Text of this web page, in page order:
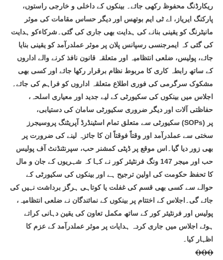
ریکارڈنگ محفوظ رکھی جائے۔ بینکوں کے داخلی و خارجی راستوں،
پارکنگ ایریاز، اے ٹی ایم بوتھس اور دیگر حساس مقامات کی موثر
مانیٹرنگ کو یقینی بنانے کی ہدایت بھی جاری کی گئی۔شرکاءکو ہدایت
کی گئی کہ ایمرجنسی رسپانس پلان پر موثر عملدرآمد کو یقینی بنایا
جائے، پولیس، ضلعی انتظامیہ اور متعلقہ قانون نافذ کرنے والے اداروں
کے ساتھ رابطہ کاری کا مربوط نظام برقرار رکھا جائے اور کسی بھی
مشکوک سرگرمی کی فوری اطلاع متعلقہ اداروں کو فراہم کی جائے۔
اجلاس میں بینکوں کی سکیورٹی کے لیے جدید اور معیاری اسلحہ،
حفاظتی آلات اور دیگر ضروری سکیورٹی سامان کی دستیابی،
سکیورٹی سے متعلق تمام اسٹینڈرڈ آپریٹنگ پروسیجرز (SOPs) پر
سختی سے عملدرآمد اور وقتاً فوقتاً ان کا جائزہ لینے کی ضرورت پر
بھی زور دیا گیا۔اس موقع پر ڈپٹی کمشنر حب، سپرنٹنڈنٹ آف پولیس
حب اور میجر 147 ونگ فرنٹیئر کور نے کہا کہ شہریوں کے جان و مال
کا تحفظ حکومت کی اولین ترجیح ہے اور بینکوں کی سکیورٹی کے
حوالے سے کسی بھی قسم کی غفلت یا کوتاہی ہرگز برداشت نہیں کی
جائے گی۔اجلاس کے اختتام پر بینکوں کے نمائندگان نے ضلعی انتظامیہ،
پولیس اور فرنٹیئر کور کے ساتھ مکمل تعاون کی یقین دہانی کراتے
ہوئے اجلاس میں جاری کردہ ہدایات پر موثر عملدرآمد کے عزم کا
اظہار کیا۔
﴾﴿﴾﴿﴾﴿